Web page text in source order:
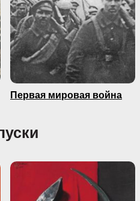
Первая мировая война